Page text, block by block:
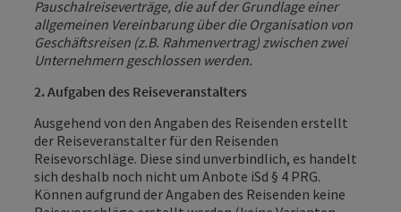
Pauschalreiseverträge, die auf der Grundlage einer
allgemeinen Vereinbarung über die Organisation von
Geschäftsreisen (z.B. Rahmenvertrag) zwischen zwei
Unternehmern geschlossen werden.
2. Aufgaben des Reiseveranstalters
Ausgehend von den Angaben des Reisenden erstellt
der Reiseveranstalter für den Reisenden
Reisevorschläge. Diese sind unverbindlich, es handelt
sich deshalb noch nicht um Anbote iSd § 4 PRG.
Können aufgrund der Angaben des Reisenden keine